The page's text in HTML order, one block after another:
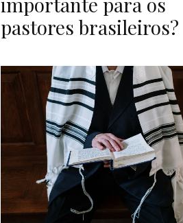
pastores brasileiros?